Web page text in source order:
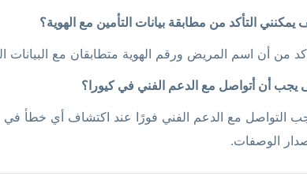
يمكنني التأكد من مطابقة بيانات التأمين مع الهوية؟
من أن اسم المريض ورقم الهوية متطابقان مع
يجب أن أتواصل مع الدعم الفني في كيورا؟
التواصل مع الدعم الفني فورًا عند اكتشاف أي خطأ في
الوصفات.